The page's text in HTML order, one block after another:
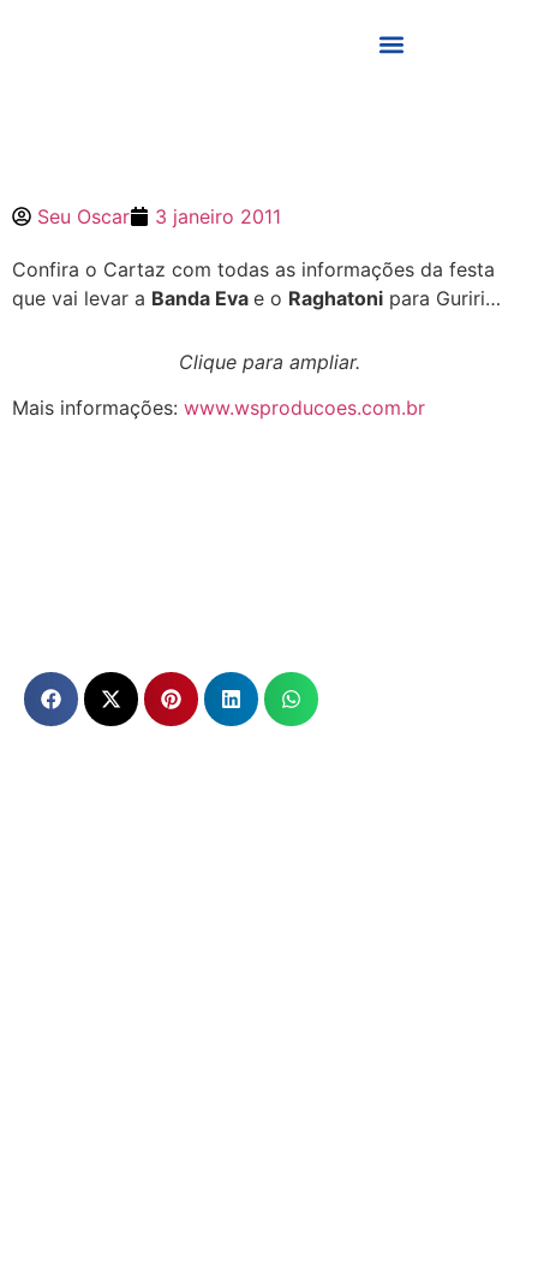
Seu Oscar 3 janeiro 2011
Confira o Cartaz com todas as informações da festa
que vai levar a Banda Eva e o Raghatoni para Guriri…
Clique para ampliar.
Mais informações: www.wsproducoes.com.br